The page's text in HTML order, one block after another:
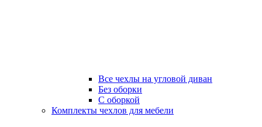
Все чехлы на угловой диван
Без оборки
С оборкой
Комплекты чехлов для мебели